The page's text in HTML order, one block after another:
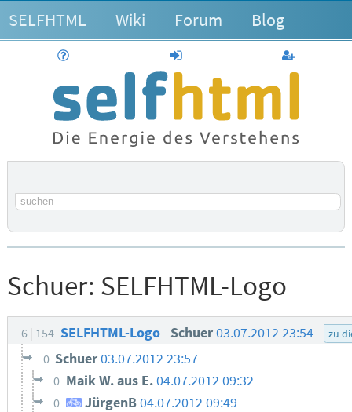
SELFHTML Wiki Forum Blog
anmelden
Suchbegriff
Schuer: SELFHTML-Logo
6 154 SELFHTML-Logo Schuer03.07.2012 23:54 zu
0 Schuer03.07.2012 23:57
0 Maik W. aus E.04.07.2012 09:32
0 JürgenB04.07.2012 09:49